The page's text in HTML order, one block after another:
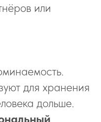
или
для хранения
дольше.